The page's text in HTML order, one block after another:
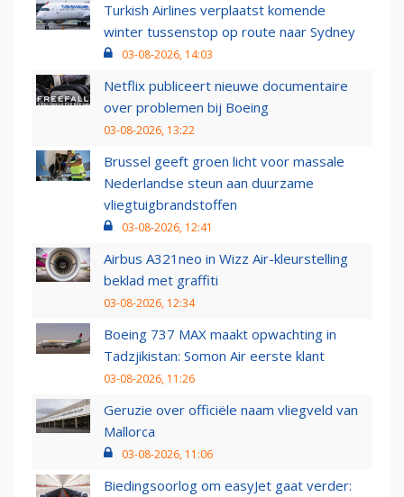
Turkish Airlines verplaatst komende
winter tussenstop op route naar Sydney
03-08-2026, 14:03
Netflix publiceert nieuwe documentaire
over problemen bij Boeing
03-08-2026, 13:22
Brussel geeft groen licht voor massale
Nederlandse steun aan duurzame
vliegtuigbrandstoffen
03-08-2026, 12:41
Airbus A321neo in Wizz Air-kleurstelling
beklad met graffiti
03-08-2026, 12:34
Boeing 737 MAX maakt opwachting in
Tadzjikistan: Somon Air eerste klant
03-08-2026, 11:26
Geruzie over officiële naam vliegveld van
Mallorca
03-08-2026, 11:06
Biedingsoorlog om easyJet gaat verder: